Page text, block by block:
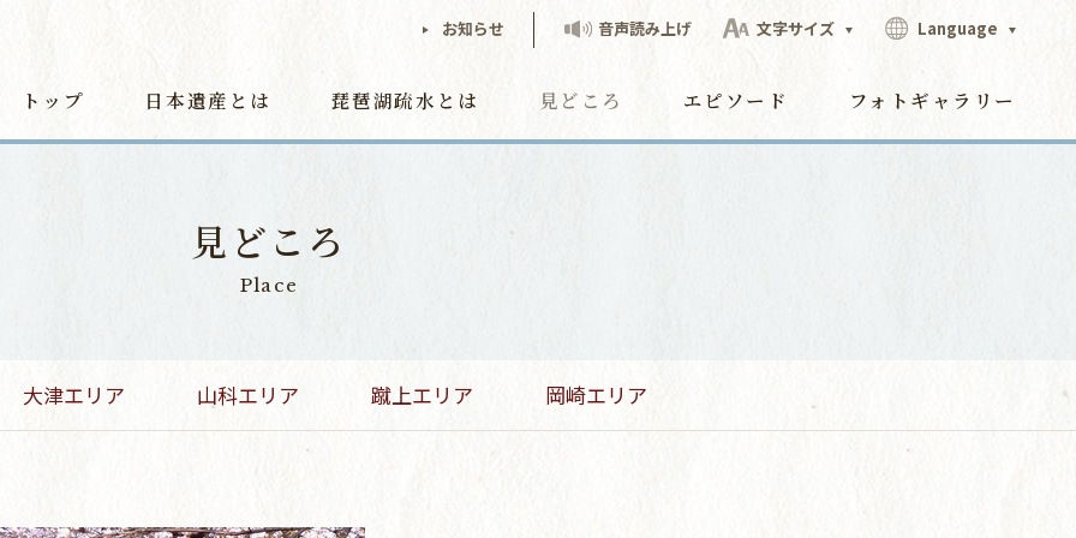
お知らせ 音声読み上げ 文字サイズ Language
トップ 日本遺産とは 琵琶湖疏水とは 見どころ エピソード フォトギャラリー
見どころ
Place
大津エリア 山科エリア 蹴上エリア 岡崎エリア